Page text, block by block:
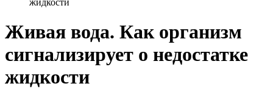
Живая вода. Как организм
сигнализирует о недостатке
жидкости